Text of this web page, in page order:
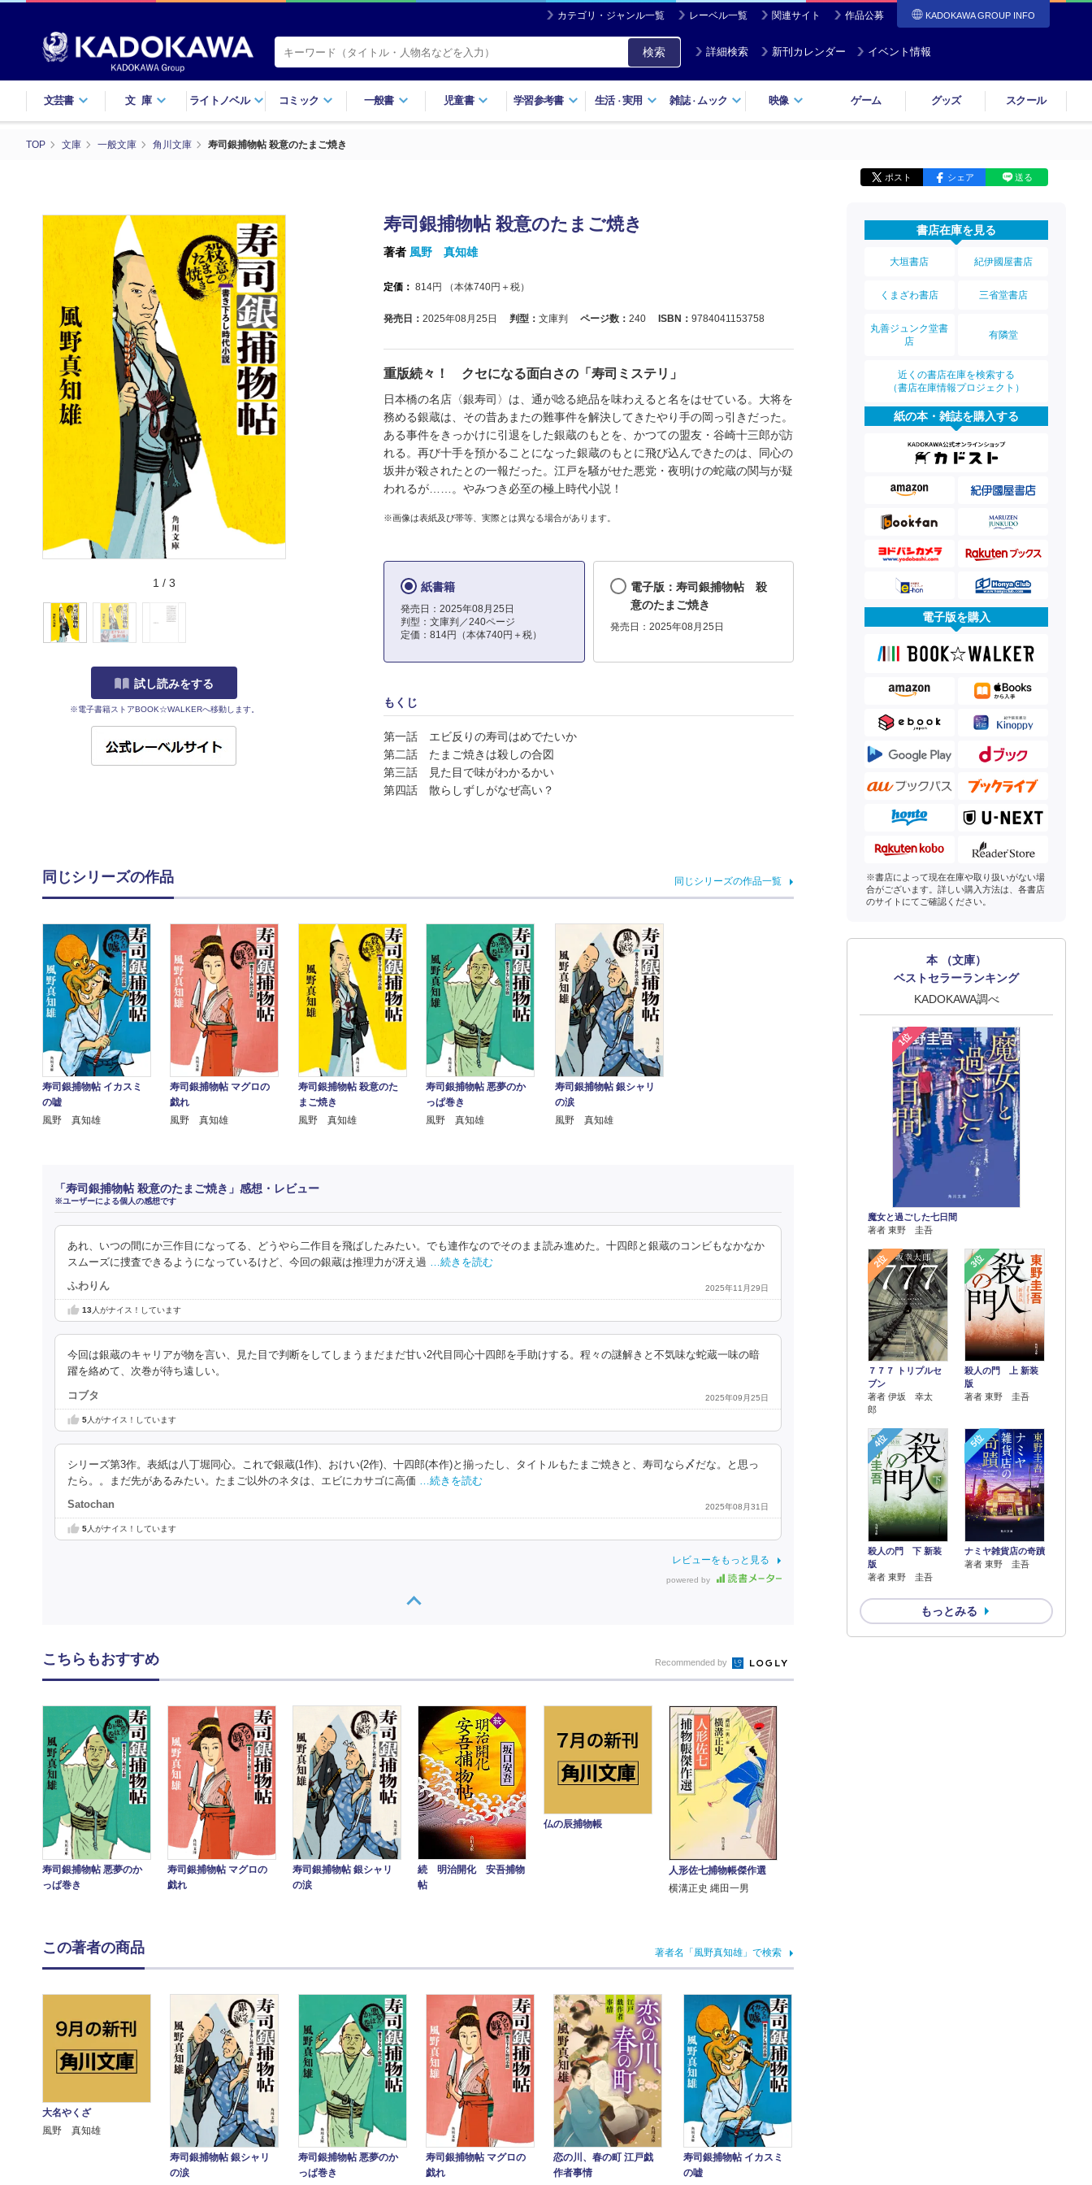
カテゴリ・ジャンル一覧 レーベル一覧 関連サイト 作品公募 KADOKAWA GROUP INFO
検索 詳細検索 新刊カレンダー イベント情報
文芸書 文庫 ライトノベル コミック 一般書 児童書 学習参考書 生活・実用 雑誌・ ムック 映像 ゲーム グッズ スクール
TOP 文庫 一般文庫 角川文庫 寿司銀捕物帖 殺意のたまご焼き
ポスト シェア 送る
1 / 3
試し読みをする
※電子書籍ストアBOOK☆WALKERへ移動します。
寿司銀捕物帖 殺意のたまご焼き
著者 風野 真知雄
定価： 814円 （本体740円＋税）
発売日： 2025年08月25日 判型： 文庫判 ページ数： 240 ISBN： 9784041153758
重版続々！ クセになる面白さの「寿司ミステリ」
日本橋の名店〈銀寿司〉は、通が唸る絶品を味わえると名をはせている。大将を
務める銀蔵は、その昔あまたの難事件を解決してきたやり手の岡っ引きだった。
ある事件をきっかけに引退をした銀蔵のもとを、かつての盟友・谷崎十三郎が訪
れる。再び十手を預かることになった銀蔵のもとに飛び込んできたのは、同心の
坂井が殺されたとの一報だった。江戸を騒がせた悪党・夜明けの蛇蔵の関与が疑
われるが……。やみつき必至の極上時代小説！
※画像は表紙及び帯等、実際とは異なる場合があります。
紙書籍
発売日：2025年08月25日
判型：文庫判／240ページ
定価：814円（本体740円＋税）
電子版：寿司銀捕物帖 殺
意のたまご焼き
発売日：2025年08月25日
もくじ
第一話 エビ反りの寿司はめでたいか
第二話 たまご焼きは殺しの合図
第三話 見た目で味がわかるかい
第四話 散らしずしがなぜ高い？
同じシリーズの作品 同じシリーズの作品一覧
寿司銀捕物帖 イカスミ
の嘘
風野 真知雄
寿司銀捕物帖 マグロの
戯れ
風野 真知雄
寿司銀捕物帖 殺意のた
まご焼き
風野 真知雄
寿司銀捕物帖 悪夢のか
っぱ巻き
風野 真知雄
寿司銀捕物帖 銀シャリ
の涙
風野 真知雄
「寿司銀捕物帖 殺意のたまご焼き」感想・レビュー
※ユーザーによる個人の感想です
あれ、いつの間にか三作目になってる、どうやら二作目を飛ばしたみたい。でも連作なのでそのまま読み進めた。十四郎と銀蔵のコンビもなかなか
スムーズに捜査できるようになっているけど、今回の銀蔵は推理力が冴え過
…続きを読む
ふわりん 2025年11月29日
13人がナイス！しています
今回は銀蔵のキャリアが物を言い、見た目で判断をしてしまうまだまだ甘い2代目同心十四郎を手助けする。程々の謎解きと不気味な蛇蔵一味の暗
躍を絡めて、次巻が待ち遠しい。
コブタ 2025年09月25日
5人がナイス！しています
シリーズ第3作。表紙は八丁堀同心。これで銀蔵(1作)、おけい(2作)、十四郎(本作)と揃ったし、タイトルもたまご焼きと、寿司なら〆だな。と思っ
たら。。まだ先があるみたい。たまご以外のネタは、エビにカサゴに高価 …続きを読む
Satochan 2025年08月31日
5人がナイス！しています
レビューをもっと見る
powered by
書店在庫を見る
大垣書店 紀伊國屋書店
くまざわ書店 三省堂書店
丸善ジュンク堂書
店
有隣堂
近くの書店在庫を検索する
（書店在庫情報プロジェクト）
紙の本・雑誌を購入する
電子版を購入
※書店によって現在在庫や取り扱いがない場
合がございます。詳しい購入方法は、各書店
のサイトにてご確認ください。
本 （文庫）
ベストセラーランキング
KADOKAWA調べ
1位
魔女と過ごした七日間
著者 東野 圭吾
2位
７７７ トリプルセ
ブン
著者 伊坂 幸太
郎
3位
殺人の門 上 新装
版
著者 東野 圭吾
4位
殺人の門 下 新装
版
著者 東野 圭吾
5位
ナミヤ雑貨店の奇蹟
著者 東野 圭吾
もっとみる
こちらもおすすめ Recommended by
寿司銀捕物帖 悪夢のか
っぱ巻き
寿司銀捕物帖 マグロの
戯れ
寿司銀捕物帖 銀シャリ
の涙
続 明治開化 安吾捕物
帖
仏の辰捕物帳
人形佐七捕物帳傑作選
横溝正史 縄田一男
この著者の商品 著者名「風野真知雄」で検索
大名やくざ
風野 真知雄
寿司銀捕物帖 銀シャリ
の涙
寿司銀捕物帖 悪夢のか
っぱ巻き
寿司銀捕物帖 マグロの
戯れ
恋の川、春の町 江戸戯
作者事情
寿司銀捕物帖 イカスミ
の嘘